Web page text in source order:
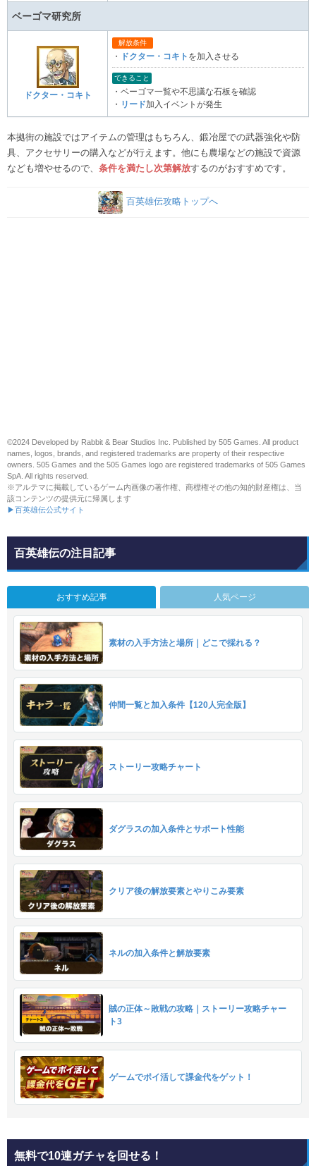
ベーゴマ研究所
ドクター・コキト
解放条件
・ ドクター・コキト を加入させる
できること
・ベーゴマ一覧や不思議な石板を確認
・ リード加入イベントが発生
本拠街の施設ではアイテムの管理はもちろん、鍛冶屋での武器強化や防
具、アクセサリーの購入などが行えます。他にも農場などの施設で資源
なども増やせるので、 条件を満たし次第解放するのがおすすめです。
百英雄伝攻略トップへ
©2024 Developed by Rabbit & Bear Studios Inc. Published by 505 Games. All product
names, logos, brands, and registered trademarks are property of their respective
owners. 505 Games and the 505 Games logo are registered trademarks of 505 Games
SpA. All rights reserved.
※アルテマに掲載しているゲーム内画像の著作権、商標権その他の知的財産権は、当
該コンテンツの提供元に帰属します
▶百英雄伝公式サイト
百英雄伝の注目記事
おすすめ記事 人気ページ
素材の入手方法と場所｜どこで採れる？
仲間一覧と加入条件【120人完全版】
ストーリー攻略チャート
ダグラスの加入条件とサポート性能
クリア後の解放要素とやりこみ要素
ネルの加入条件と解放要素
賊の正体～敗戦の攻略｜ストーリー攻略チャー
ト3
ゲームでポイ活して課金代をゲット！
無料で10連ガチャを回せる！